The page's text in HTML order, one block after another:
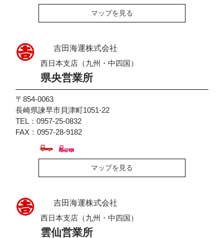
マップを見る
吉田海運株式会社
西日本支店（九州・中四国）
県央営業所
〒854-0063
長崎県諫早市貝津町1051-22
TEL：0957-25-0832
FAX：0957-28-9182
マップを見る
吉田海運株式会社
西日本支店（九州・中四国）
雲仙営業所